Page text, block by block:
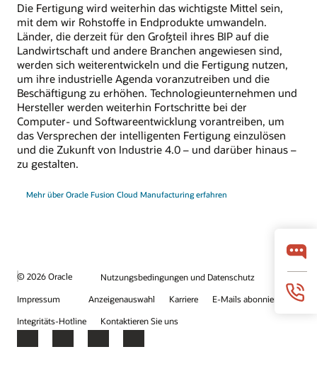
Die Fertigung wird weiterhin das wichtigste Mittel sein,
mit dem wir Rohstoffe in Endprodukte umwandeln.
Länder, die derzeit für den Großteil ihres BIP auf die
Landwirtschaft und andere Branchen angewiesen sind,
werden sich weiterentwickeln und die Fertigung nutzen,
um ihre industrielle Agenda voranzutreiben und die
Beschäftigung zu erhöhen. Technologieunternehmen und
Hersteller werden weiterhin Fortschritte bei der
Computer- und Softwareentwicklung vorantreiben, um
das Versprechen der intelligenten Fertigung einzulösen
und die Zukunft von Industrie 4.0 – und darüber hinaus –
zu gestalten.
Mehr über Oracle Fusion Cloud Manufacturing erfahren
© 2026 Oracle
Nutzungsbedingungen und Datenschutz
Impressum
Anzeigenauswahl Karriere
E-Mails abonnieren
Integritäts-Hotline
Kontaktieren Sie uns
Facebook
X LinkedInYouTube